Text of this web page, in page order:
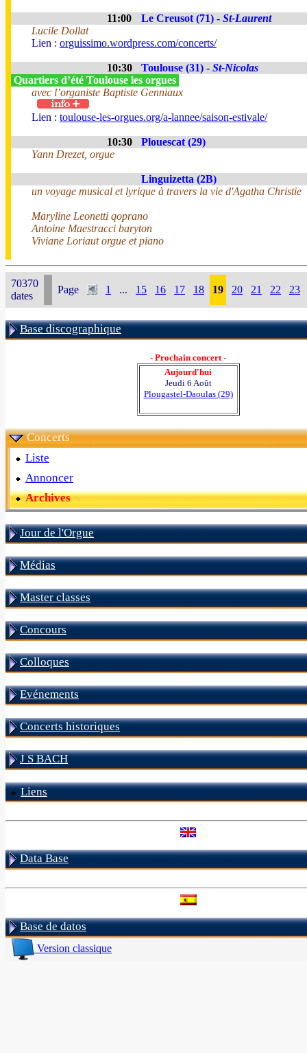
11:00 Le Creusot (71) - St-Laurent
Lucile Dollat
Lien : orguissimo.wordpress.com/concerts/
10:30 Toulouse (31) - St-Nicolas
Quartiers d’été Toulouse les orgues
avec l’organiste Baptiste Genniaux
Lien : toulouse-les-orgues.org/a-lannee/saison-estivale/
10:30
Plouescat (29)
Yann Drezet, orgue
Linguizetta (2B)
un voyage musical et lyrique à travers la vie d'Agatha Christie
Maryline Leonetti qoprano
Antoine Maestracci baryton
Viviane Loriaut orgue et piano
70370
dates
Page 1 ... 15 16 17 18 19 20 21 22 23
Base discographique
- Prochain concert -
Aujourd'hui
Jeudi 6 Août
Plougastel-Daoulas (29)
Concerts
Liste
Annoncer
Archives
Jour de l'Orgue
Médias
Master classes
Concours
Colloques
Evénements
Concerts historiques
J S BACH
Liens
Data Base
Base de datos
Version classique